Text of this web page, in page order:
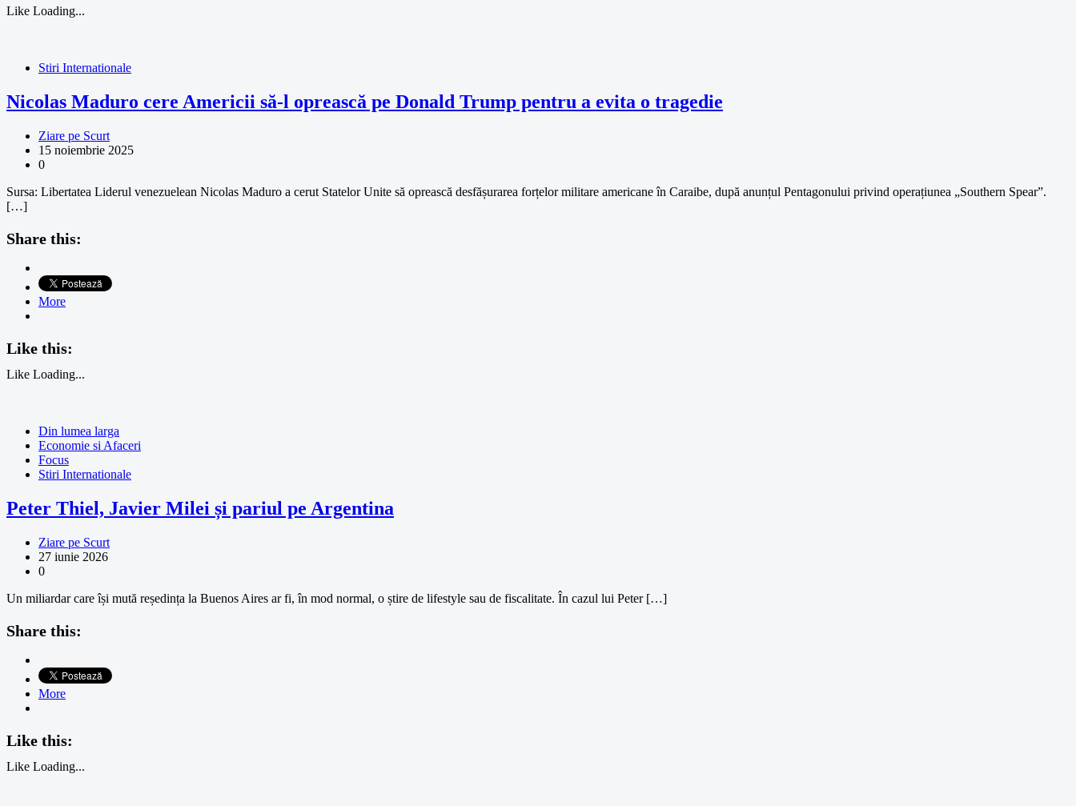
Like Loading...
Stiri Internationale
Nicolas Maduro cere Americii să-l oprească pe Donald Trump pentru a evita o tragedie
Ziare pe Scurt
15 noiembrie 2025
0
Sursa: Libertatea Liderul venezuelean Nicolas Maduro a cerut Statelor Unite să oprească desfășurarea forțelor militare americane în Caraibe, după anunțul Pentagonului privind operațiunea „Southern Spear”.
[…]
Share this:
More
Like this:
Like Loading...
Din lumea larga
Economie si Afaceri
Focus
Stiri Internationale
Peter Thiel, Javier Milei și pariul pe Argentina
Ziare pe Scurt
27 iunie 2026
0
Un miliardar care își mută reședința la Buenos Aires ar fi, în mod normal, o știre de lifestyle sau de fiscalitate. În cazul lui Peter […]
Share this:
More
Like this:
Like Loading...